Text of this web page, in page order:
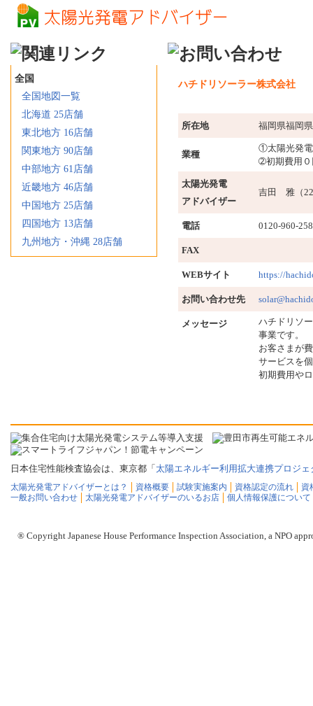
全国
全国地図一覧
北海道 25店舗
東北地方 16店舗
関東地方 90店舗
中部地方 61店舗
近畿地方 46店舗
中国地方 25店舗
四国地方 13店舗
九州地方・沖縄 28店舗
ハチドリソーラー株式会社
所在地 福岡県福岡
業種
①太陽光発電
➁初期費用０
太陽光発電
アドバイザー
吉田 雅（
電話 0120-960-258
FAX
WEBサイト https://
お問い合わせ先
メッセージ
ハチドリソ
事業です。
お客さまが
サービスを
初期費用や
日本住宅性能検査協会は、東京都「 太陽エネルギー利用拡大連携プロジェ
太陽光発電アドバイザーとは？ 資格概要 試験実施案内 資格認定の流れ
資
一般お問い合わせ
太陽光発電アドバイザーのいるお店 個人情報保護について
® Copyright Japanese House Performance Inspection Association, a NPO